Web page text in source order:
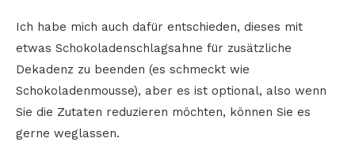
Ich habe mich auch dafür entschieden, dieses mit
etwas Schokoladenschlagsahne für zusätzliche
Dekadenz zu beenden (es schmeckt wie
Schokoladenmousse), aber es ist optional, also wenn
Sie die Zutaten reduzieren möchten, können Sie es
gerne weglassen.